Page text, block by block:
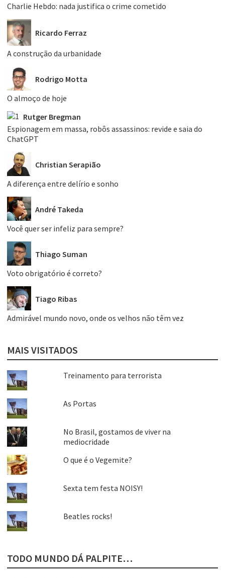
Charlie Hebdo: nada justifica o crime cometido
Ricardo Ferraz
A construção da urbanidade
Rodrigo Motta
O almoço de hoje
Rutger Bregman
Espionagem em massa, robôs assassinos: revide e saia do
ChatGPT
Christian Serapião
A diferença entre delírio e sonho
André Takeda
Você quer ser infeliz para sempre?
Thiago Suman
Voto obrigatório é correto?
Tiago Ribas
Admirável mundo novo, onde os velhos não têm vez
MAIS VISITADOS
Treinamento para terrorista
As Portas
No Brasil, gostamos de viver na
mediocridade
O que é o Vegemite?
Sexta tem festa NOISY!
Beatles rocks!
TODO MUNDO DÁ PALPITE…